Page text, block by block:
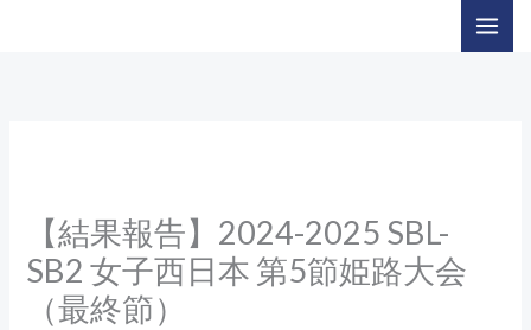
【結果報告】2024-2025 SBL-
SB2 女子西日本 第5節姫路大会
（最終節）